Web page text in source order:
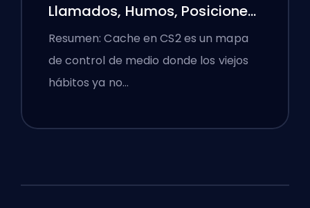
Llamados, Humos, Posiciones
y Consejos Premier
Resumen: Cache en CS2 es un mapa
de control de medio donde los viejos
hábitos ya no…